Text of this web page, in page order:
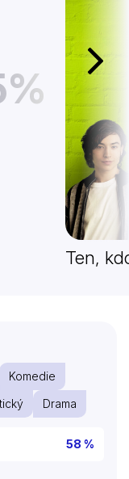
Další
Ten,
Komedie
Drama
58 %